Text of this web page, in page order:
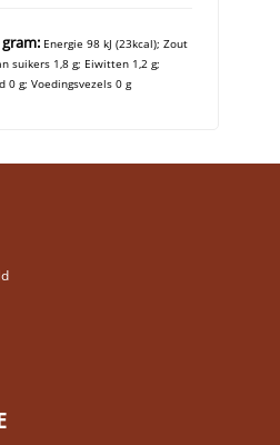
Energie 98 kJ (23kcal); Zout
suikers 1,8 g; Eiwitten 1,2 g;
0 g; Voedingsvezels 0 g